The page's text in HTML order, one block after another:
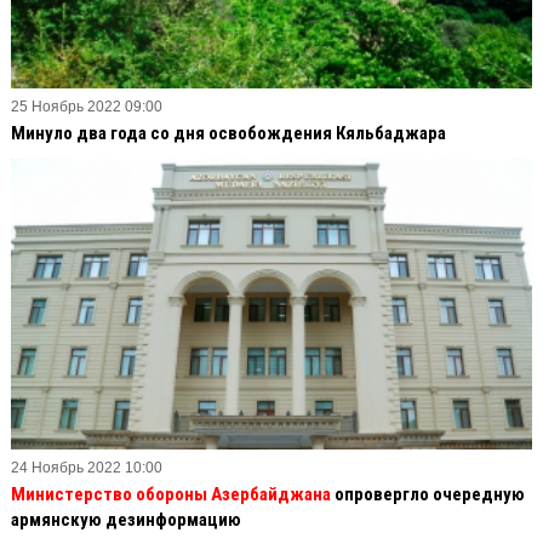
25 Ноябрь 2022 09:00
Минуло два года со дня освобождения Кяльбаджара
24 Ноябрь 2022 10:00
Министерство обороны Азербайджана опровергло очередную
армянскую дезинформацию